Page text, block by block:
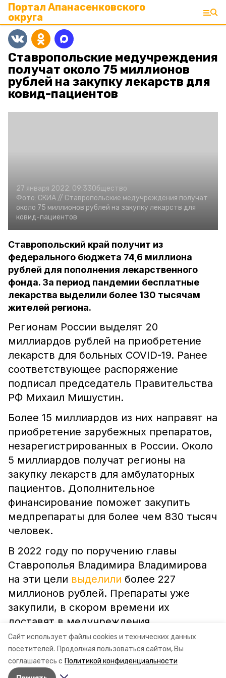
Сайт использует файлы cookies и технических данных
посетителей. Продолжая пользоваться сайтом, Вы
соглашаетесь с Политикой конфиденциальности
Портал Апанасенковского
округа
Ставропольские медучреждения
получат около 75 миллионов
рублей на закупку лекарств для
ковид-пациентов
27 января 2022, 09:33Общество
Фото: СКИА // Ставропольские медучреждения получат
около 75 миллионов рублей на закупку лекарств для
ковид-пациентов
Ставропольский край получит из
федерального бюджета 74,6 миллиона
рублей для пополнения лекарственного
фонда. За период пандемии бесплатные
лекарства выделили более 130 тысячам
жителей региона.
Регионам России выделят 20
миллиардов рублей на приобретение
лекарств для больных COVID-19. Ранее
соответствующее распоряжение
подписал председатель Правительства
РФ Михаил Мишустин.
Более 15 миллиардов из них направят на
приобретение зарубежных препаратов,
незарегистрированных в России. Около
5 миллиардов получат регионы на
закупку лекарств для амбулаторных
пациентов. Дополнительное
финансирование поможет закупить
медпрепараты для более чем 830 тысяч
человек.
В 2022 году по поручению главы
Ставрополья Владимира Владимирова
на эти цели выделили более 227
миллионов рублей. Препараты уже
закупили, в скором времени их
доставят в медучреждения.
ставропольский край владимир владимиров